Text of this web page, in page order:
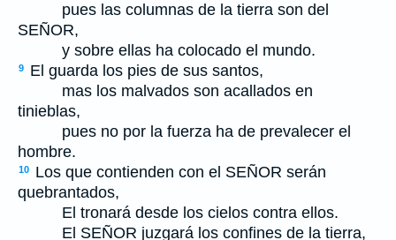
pues las columnas de la tierra son del
SEÑOR,
y sobre ellas ha colocado el mundo.
9
El guarda los pies de sus santos,
mas los malvados son acallados en
tinieblas,
pues no por la fuerza ha de prevalecer el
hombre.
10 Los que contienden con el SEÑOR serán
quebrantados,
El tronará desde los cielos contra ellos.
El SEÑOR juzgará los confines de la tierra,